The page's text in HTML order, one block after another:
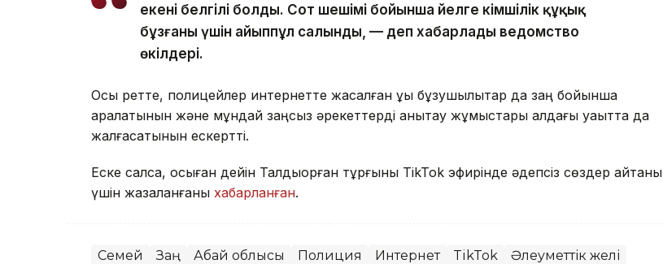
екені белгілі болды. Сот шешімі бойынша әйелге әкімшілік құқық
бұзғаны үшін айыппұл салынды, — деп хабарлады ведомство
өкілдері.
Осы ретте, полицейлер интернетте жасалған құқық бұзушылықтар да заң бойынша
қаралатынын және мұндай заңсыз әрекеттерді анықтау жұмыстары алдағы уақытта да
жалғасатынын ескертті.
Еске салсақ, осыған дейін Талдықорған тұрғыны TikTok эфирінде әдепсіз сөздер айтқаны
үшін жазаланғаны хабарланған.
Семей Заң Абай облысы Полиция Интернет TikTok Әлеуметтік желі